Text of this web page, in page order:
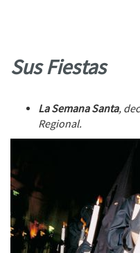
Sus Fiestas
La Semana Santa,
Regional.